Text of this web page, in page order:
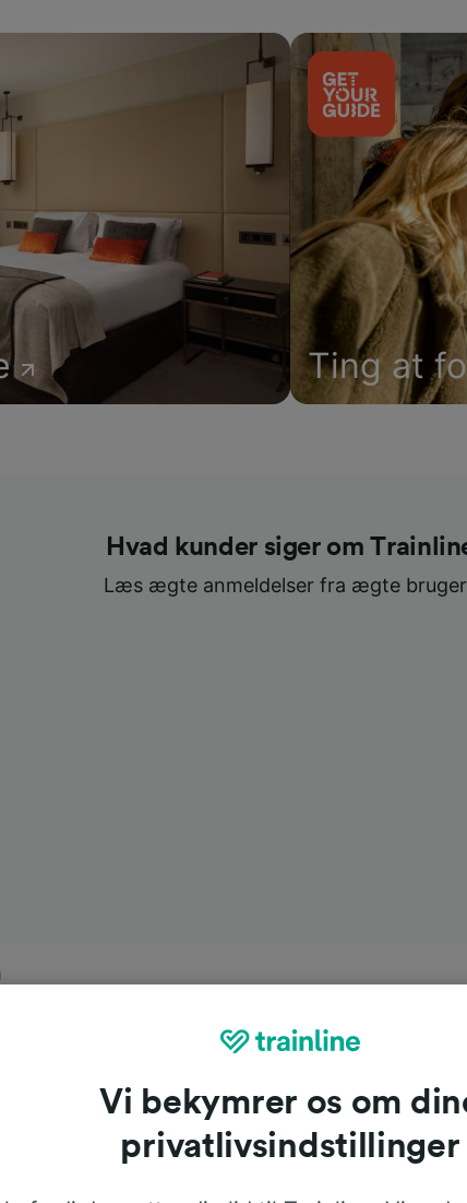
Ting at
Hvad kunder siger om
Læs ægte anmeldelser fra ægte
Vi bekymrer os om
privatlivsindstillinger